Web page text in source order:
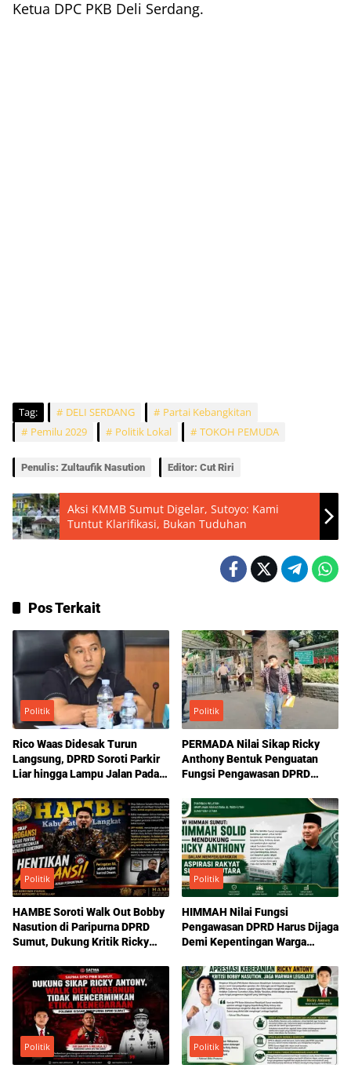
Ketua DPC PKB Deli Serdang.
Tag: DELI SERDANG
Partai Kebangkitan
Pemilu 2029
Politik Lokal TOKOH PEMUDA
Penulis: Zultaufik Nasution Editor: Cut Riri
Aksi KMMB Sumut Digelar, Sutoyo: Kami
Tuntut Klarifikasi, Bukan Tuduhan
Pos Terkait
Politik
Rico Waas Didesak Turun
Langsung, DPRD Soroti Parkir
Liar hingga Lampu Jalan Padam
Politik
PERMADA Nilai Sikap Ricky
Anthony Bentuk Penguatan
Fungsi Pengawasan DPRD
Politik
HAMBE Soroti Walk Out Bobby
Nasution di Paripurna DPRD
Sumut, Dukung Kritik Ricky
Politik
HIMMAH Nilai Fungsi
Pengawasan DPRD Harus Dijaga
Demi Kepentingan Warga
Politik Politik